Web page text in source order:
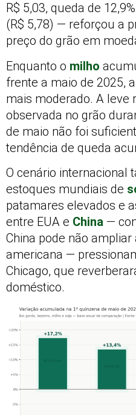
R$ 5,03, queda de
(R$ 5,78) — reforçou a
preço do grão em
Enquanto o milho
frente a maio de 2025,
mais moderado. A leve
observada no grão
de maio não foi
tendência de queda
O cenário internacional
estoques mundiais de
patamares elevados e
entre EUA e China —
China pode não
americana —
Chicago, que
doméstico.